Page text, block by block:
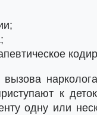
к
одну или